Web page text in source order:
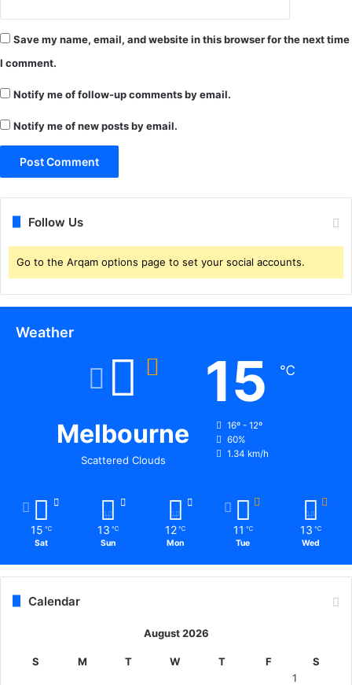
Save my name, email, and website in this browser for the next time
I comment.
Notify me of follow-up comments by email.
Notify me of new posts by email.
Follow Us
Go to the Arqam options page to set your social accounts.
Weather
Melbourne
Scattered Clouds
15 ℃
16º - 12º
60%
1.34 km/h
15 ℃
Sat
13 ℃
Sun
12 ℃
Mon
11 ℃
Tue
13 ℃
Wed
Calendar
August 2026
S M T W T F
S
1